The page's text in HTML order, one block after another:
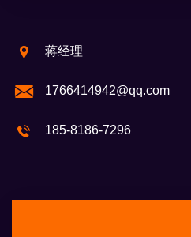
蒋经理
1766414942@qq.com
185-8186-7296